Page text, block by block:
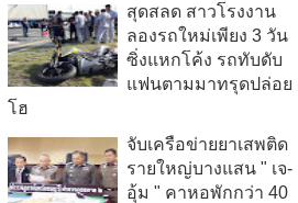
สุดสลด สาวโรงงาน
ลองรถใหม่เพียง 3 วัน
ซิ่งแหกโค้ง รถทับดับ
แฟนตามมาทรุดปล่อย
โฮ
จับเครือข่ายยาเสพติด
รายใหญ่บางแสน " เจ-
อุ้ม " คาหอพักกว่า 40